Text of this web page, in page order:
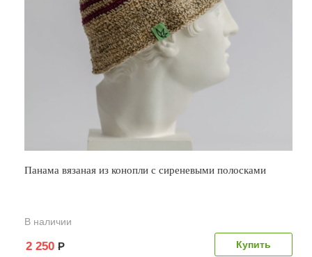
Панама вязаная из конопли с сиреневыми полосками
В наличии
2 250 Р